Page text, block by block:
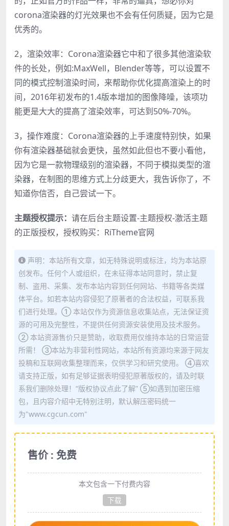
corona渲染器的灯光效果也不会有任何质疑，因为它是
优秀的。
2，渲染效率：Corona渲染器它中和了很多其他渲染软
件的长处，例如:MaxWell，Blender等等，可以设置不
同的模式控制渲染时间，来帮助你优化提高渲染上的时
间，2016年初发布的1.4版本增加的图像降噪，该项功
能更是大大的提高了渲染效率，可达到50%-70%。
3，操作难度：Corona渲染器的上手速度特别快，如果
你有渲染器基础就会更快，虽然如此但也不要小看他，
因为它是一款物理级别的渲染器，不同于模拟类型的渲
染器，在制图的思维方式上分歧更大，我告诉你了，不
知道你信否，自己尝试一下。
主题授权提示： 请在后台主题设置-主题授权-激活主题
的正版授权，授权购买： RiTheme官网
声明：本站所有文章，如无特殊说明或标注，均为本站原
创发布。任何个人或组织，在未征得本站同意时，禁止复
制、盗用、采集、发布本站内容到任何网站、书籍等各类媒
体平台。如若本站内容侵犯了原著者的合法权益，可联系我
们进行处理。① 本站仅作为资源信息收集站点，无法保证资
源的可用及完整性，不提供任何资源安装使用及技术服务。
② 本站资源售价只是赞助，收取费用仅维持本站的日常运营
所需！ ③本站为非营利性网站，本站所有资源均来源于网友
投稿和互联网收集整理而来，仅供学习和研究使用。 ④喜欢
请支持正版，如有足够证据表明侵犯原著版权的，请及时联
系我们删除处理！“版权协议点此了解” ⑤如遇到加密压缩
包，且内容介绍中无特别注明，默认解压密码统一
为"www.cgcun.com"
售价 : 免费
本文包含一下付费内容
下载